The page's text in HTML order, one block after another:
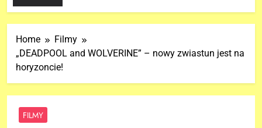
Home
Filmy
„DEADPOOL and WOLVERINE” – nowy zwiastun jest na
horyzoncie!
FILMY